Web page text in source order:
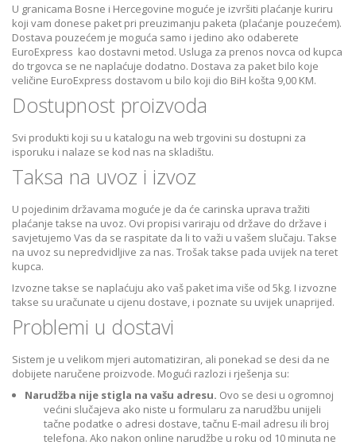
U granicama Bosne i Hercegovine moguće je izvršiti plaćanje kuriru
koji vam donese paket pri preuzimanju paketa (plaćanje pouzećem).
Dostava pouzećem je moguća samo i jedino ako odaberete
EuroExpress kao dostavni metod. Usluga za prenos novca od kupca
do trgovca se ne naplaćuje dodatno. Dostava za paket bilo koje
veličine EuroExpress dostavom u bilo koji dio BiH košta 9,00 KM.
Dostupnost proizvoda
Svi produkti koji su u katalogu na web trgovini su dostupni za
isporuku i nalaze se kod nas na skladištu.
Taksa na uvoz i izvoz
U pojedinim državama moguće je da će carinska uprava tražiti
plaćanje takse na uvoz. Ovi propisi variraju od države do države i
savjetujemo Vas da se raspitate da li to važi u vašem slučaju. Takse
na uvoz su nepredvidljive za nas. Trošak takse pada uvijek na teret
kupca.
Izvozne takse se naplaćuju ako vaš paket ima više od 5kg. I izvozne
takse su uračunate u cijenu dostave, i poznate su uvijek unaprijed.
Problemi u dostavi
Sistem je u velikom mjeri automatiziran, ali ponekad se desi da ne
dobijete naručene proizvode. Mogući razlozi i rješenja su:
Narudžba nije stigla na vašu adresu. Ovo se desi u ogromnoj
većini slučajeva ako niste u formularu za narudžbu unijeli
tačne podatke o adresi dostave, tačnu E-mail adresu ili broj
telefona. Ako nakon online narudžbe u roku od 10 minuta ne